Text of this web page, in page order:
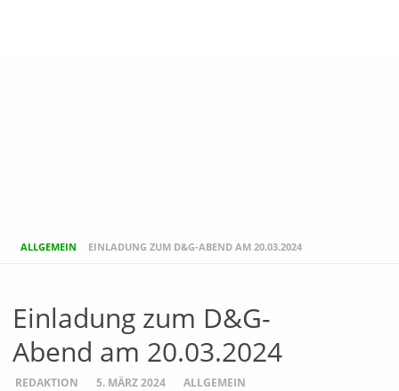
START
ALLGEMEIN EINLADUNG ZUM D&G-ABEND AM 20.03.2024
Einladung zum D&G-
Abend am 20.03.2024
REDAKTION 5. MÄRZ 2024 ALLGEMEIN